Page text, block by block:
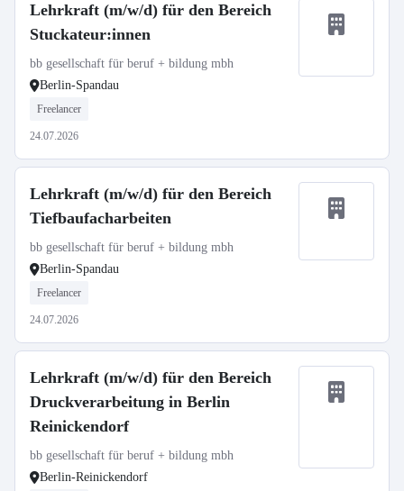
Lehrkraft (m/w/d) für den Bereich
Stuckateur:innen
bb gesellschaft für beruf + bildung mbh
Berlin-Spandau
Freelancer
24.07.2026
Lehrkraft (m/w/d) für den Bereich
Tiefbaufacharbeiten
bb gesellschaft für beruf + bildung mbh
Berlin-Spandau
Freelancer
24.07.2026
Lehrkraft (m/w/d) für den Bereich
Druckverarbeitung in Berlin
Reinickendorf
bb gesellschaft für beruf + bildung mbh
Berlin-Reinickendorf